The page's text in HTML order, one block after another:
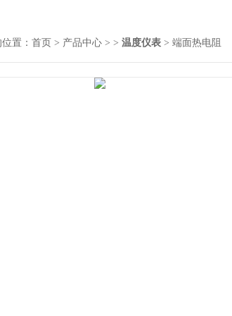
置： 首页 > 产品中心 > > 温度仪表 > 端面热电阻